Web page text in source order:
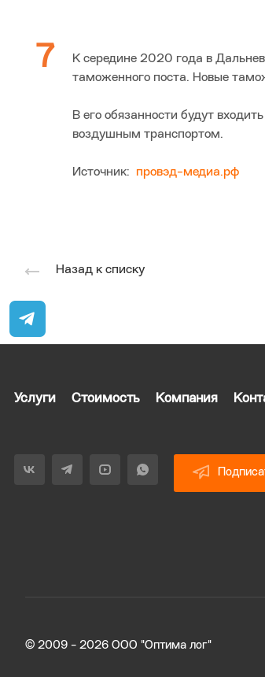
К середине 2020 года в
таможенного поста. Новые
В его обязанности будут
воздушным транспортом.
Источник: провэд-медиа.рф
Назад к списку
Услуги Стоимость Компания
© 2009 - 2026 ООО "Оптима лог"